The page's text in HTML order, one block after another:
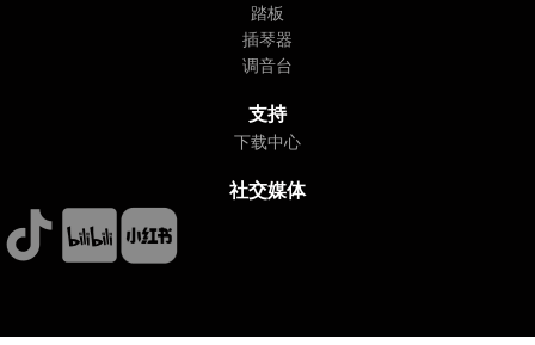
踏板
插琴器
调音台
支持
下载中心
社交媒体